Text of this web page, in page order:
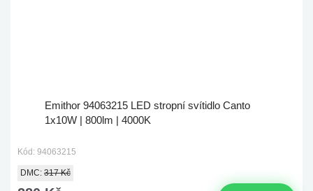
Emithor 94063215 LED stropní svítidlo Canto
1x10W | 800lm | 4000K
Kód: 94063215
DMC: 317 Kč